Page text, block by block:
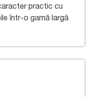
practic cu
într-o gamă largă